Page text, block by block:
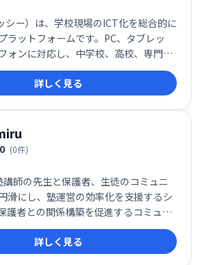
シー）は、学校現場のICT化を総合的に
ラットフォームです。PC、タブレッ
ォンに対応し、中学校、高校、専門学
育機関で利用されています。生徒・教
効率化し、デジタル教材の活用などを
。
詳しく見る
(0件)
師の先生と保護者、生徒のコミュニ
滑にし、塾運営の効率化を支援するシ
護者との関係構築を促進するコミュニ
と、業務改善機能を提供することで、
り深く向き合い、質の高い教育を提供
詳しく見る